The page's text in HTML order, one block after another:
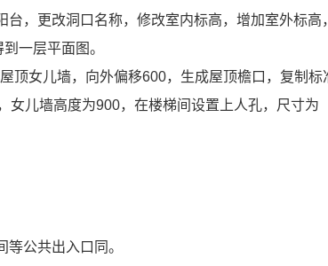
，更改洞口名称，修改室内标高，增加室外标高
一层平面图。
顶女儿墙，向外偏移600，生成屋顶檐口，复制标
女儿墙高度为900，在楼梯间设置上人孔，尺寸为
公共出入口同。